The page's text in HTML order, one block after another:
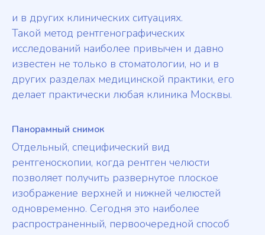
и в других клинических ситуациях.
Такой метод рентгенографических
исследований наиболее привычен и давно
известен не только в стоматологии, но и в
других разделах медицинской практики, его
делает практически любая клиника Москвы.
Панорамный снимок
Отдельный, специфический вид
рентгеноскопии, когда рентген челюсти
позволяет получить развернутое плоское
изображение верхней и нижней челюстей
одновременно. Сегодня это наиболее
распространенный, первоочередной способ